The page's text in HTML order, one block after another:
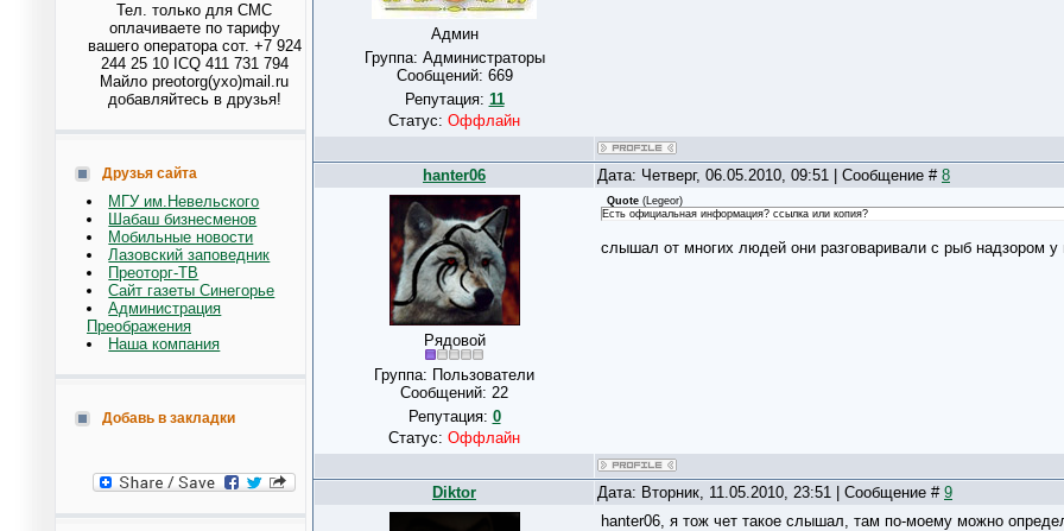
Тел. только для СМС
оплачиваете по тарифу
вашего оператора сот. +7 924
244 25 10 ICQ 411 731 794
Майло preotorg(ухо)mail.ru
добавляйтесь в друзья!
Друзья сайта
МГУ им.Невельского
Шабаш бизнесменов
Мобильные новости
Лазовский заповедник
Преоторг-ТВ
Сайт газеты Синегорье
Администрация
Преображения
Наша компания
Добавь в закладки
Админ
Группа: Администраторы
Сообщений: 669
Репутация: 11
Статус: Оффлайн
hanter06 Дата: Четверг, 06.05.2010, 09:51 | Сообщение # 8
Рядовой
Группа: Пользователи
Сообщений: 22
Репутация: 0
Статус: Оффлайн
Quote (Legeor)
Есть официальная информация? ссылка или копия?
слышал от многих людей они разговаривали с рыб надзором у
Diktor Дата: Вторник, 11.05.2010, 23:51 | Сообщение # 9
hanter06, я тож чет такое слышал, там по-моему можно